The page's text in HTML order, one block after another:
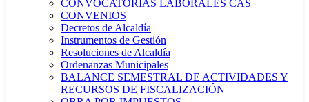
CONVOCATORIAS LABORALES CAS
CONVENIOS
Decretos de Alcaldía
Instrumentos de Gestión
Resoluciones de Alcaldía
Ordenanzas Municipales
BALANCE SEMESTRAL DE ACTIVIDADES Y
RECURSOS DE FISCALIZACIÓN